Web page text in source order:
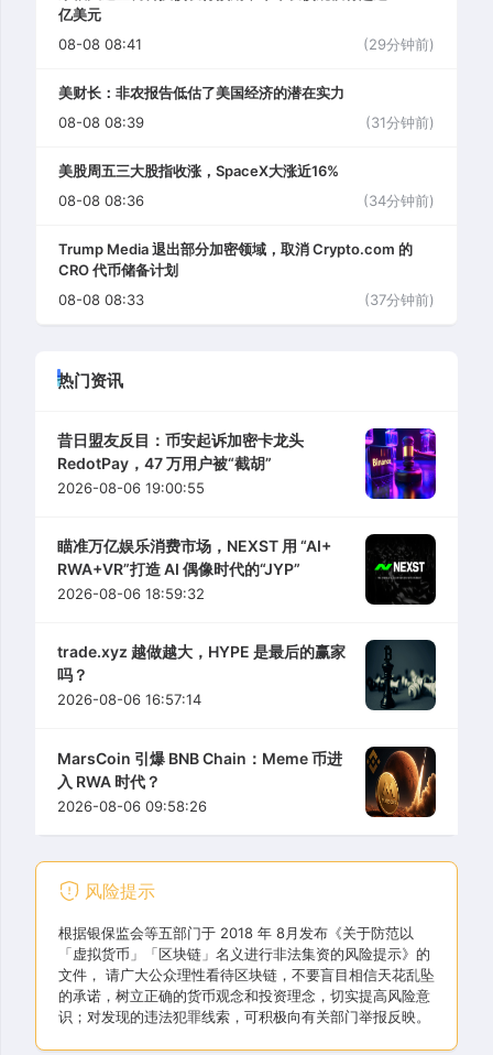
亿美元
08-08 08:41
(29分钟前)
美财长：非农报告低估了美国经济的潜在实力
08-08 08:39
(31分钟前)
美股周五三大股指收涨，SpaceX大涨近16%
08-08 08:36
(34分钟前)
Trump Media 退出部分加密领域，取消 Crypto.com 的
CRO 代币储备计划
08-08 08:33
(37分钟前)
热门资讯
昔日盟友反目：币安起诉加密卡龙头
RedotPay，47 万用户被“截胡”
2026-08-06 19:00:55
瞄准万亿娱乐消费市场，NEXST 用 “AI+
RWA+VR”打造 AI 偶像时代的“JYP”
2026-08-06 18:59:32
trade.xyz 越做越大，HYPE 是最后的赢家
吗？
2026-08-06 16:57:14
MarsCoin 引爆 BNB Chain：Meme 币进
入 RWA 时代？
2026-08-06 09:58:26
风险提示
根据银保监会等五部门于 2018 年 8月发布《关于防范以
「虚拟货币」「区块链」名义进行非法集资的风险提示》的
文件， 请广大公众理性看待区块链，不要盲目相信天花乱坠
的承诺，树立正确的货币观念和投资理念，切实提高风险意
识；对发现的违法犯罪线索，可积极向有关部门举报反映。